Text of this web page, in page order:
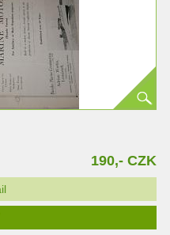
190,- CZK